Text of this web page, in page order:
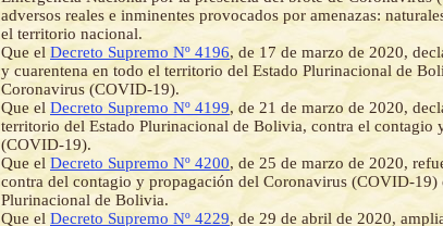
adversos reales e inminentes provocados por amenazas:
el territorio nacional.
Que elDecreto Supremo Nº 4196, de 17 de marzo de 2020,
y cuarentena en todo el territorio del Estado Plurinacional de
Coronavirus (COVID-19).
Que el Decreto Supremo Nº 4199, de 21 de marzo de 2020,
territorio del Estado Plurinacional de Bolivia, contra el contagio
(COVID-19).
Que el Decreto Supremo Nº 4200, de 25 de marzo de 2020,
contra del contagio y propagación del Coronavirus (COVID-19)
Plurinacional de Bolivia.
Que el Decreto Supremo Nº 4229, de 29 de abril de 2020,